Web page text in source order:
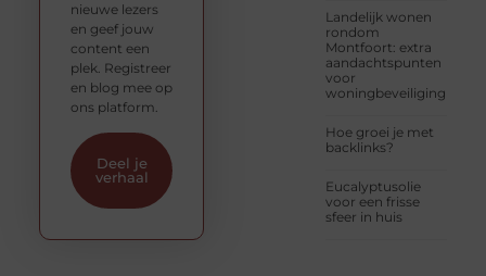
Landelijk wonen
rondom
Montfoort: extra
aandachtspunten
voor
woningbeveiliging
Hoe groei je met
backlinks?
Eucalyptusolie
voor een frisse
sfeer in huis
nieuwe lezers
en geef jouw
content een
plek. Registreer
en blog mee op
ons platform.
Deel je
verhaal